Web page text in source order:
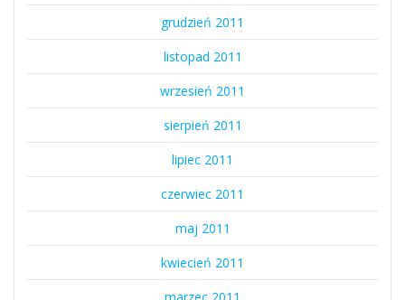
grudzień 2011
listopad 2011
wrzesień 2011
sierpień 2011
lipiec 2011
czerwiec 2011
maj 2011
kwiecień 2011
marzec 2011